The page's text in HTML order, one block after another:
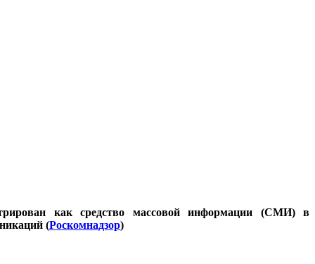
как средство массовой информации (СМИ) в
(Роскомнадзор)